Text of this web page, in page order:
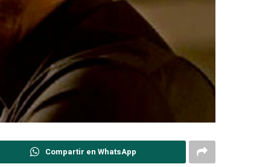
Compartir en WhatsApp